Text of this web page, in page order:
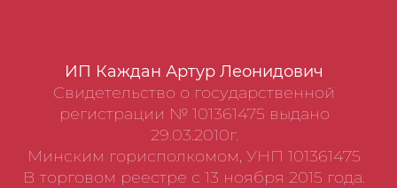
ИП Каждан Артур Леонидович
Свидетельство о государственной
регистрации № 101361475 выдано
29.03.2010г.
Минским горисполкомом, УНП 101361475
В торговом реестре с 13 ноября 2015 года.